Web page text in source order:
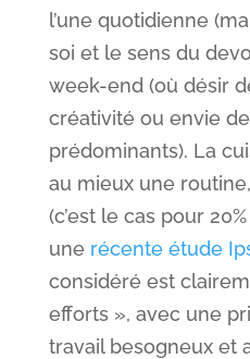
l’une quotidienne
soi et le sens du
week-end (où désir
créativité ou envie
prédominants). La
au mieux une
(c’est le cas pour
une récente étude
considéré est
efforts », avec une
travail besogneux et